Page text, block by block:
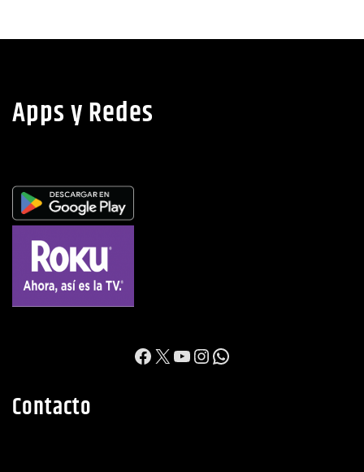
Apps y Redes
https://
X YouTube
Instagram
WhatsApp
Contacto